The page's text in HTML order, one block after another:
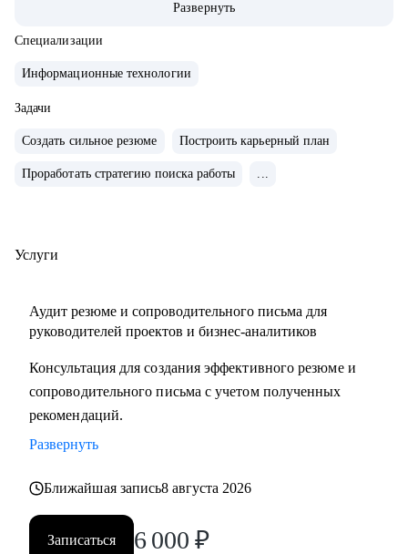
должность руководителя проектов.
• На позиции бизнес-аналитика оптимизировал 300+
• Руководил проектом автоматизации бизнеса на 3000
пользователей.
• Провел 30+ карьерных консультаций.
направления в Сбере.
• Выделяющееся резюме.
• Консультации при смене профиля деятельности.
• Помощь в выборе обучающих материалов.
Кому могу помочь:
• Руководителям проектов.
• Студентам и выпускникам для поиска стажировки в ИТ.
• Специалистам из других сфер, которые хотят
попробовать себя в новой специальности.
Развернуть
Специализации
Информационные технологии
Задачи
Создать сильное резюме Построить карьерный план
Проработать стратегию поиска работы ...
Услуги
Аудит резюме и сопроводительного письма для
руководителей проектов и бизнес-аналитиков
Консультация для создания эффективного резюме и
сопроводительного письма с учетом полученных
рекомендаций.
Развернуть
Ближайшая запись8 августа 2026
Записаться 6 000 ₽